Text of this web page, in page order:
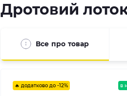
Дротовий
Все про товар
🔥 додатково до -12% в